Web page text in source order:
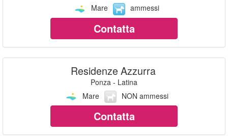
Mare
ammessi
Contatta
Residenze Azzurra
Ponza - Latina
Mare
NON ammessi
Contatta